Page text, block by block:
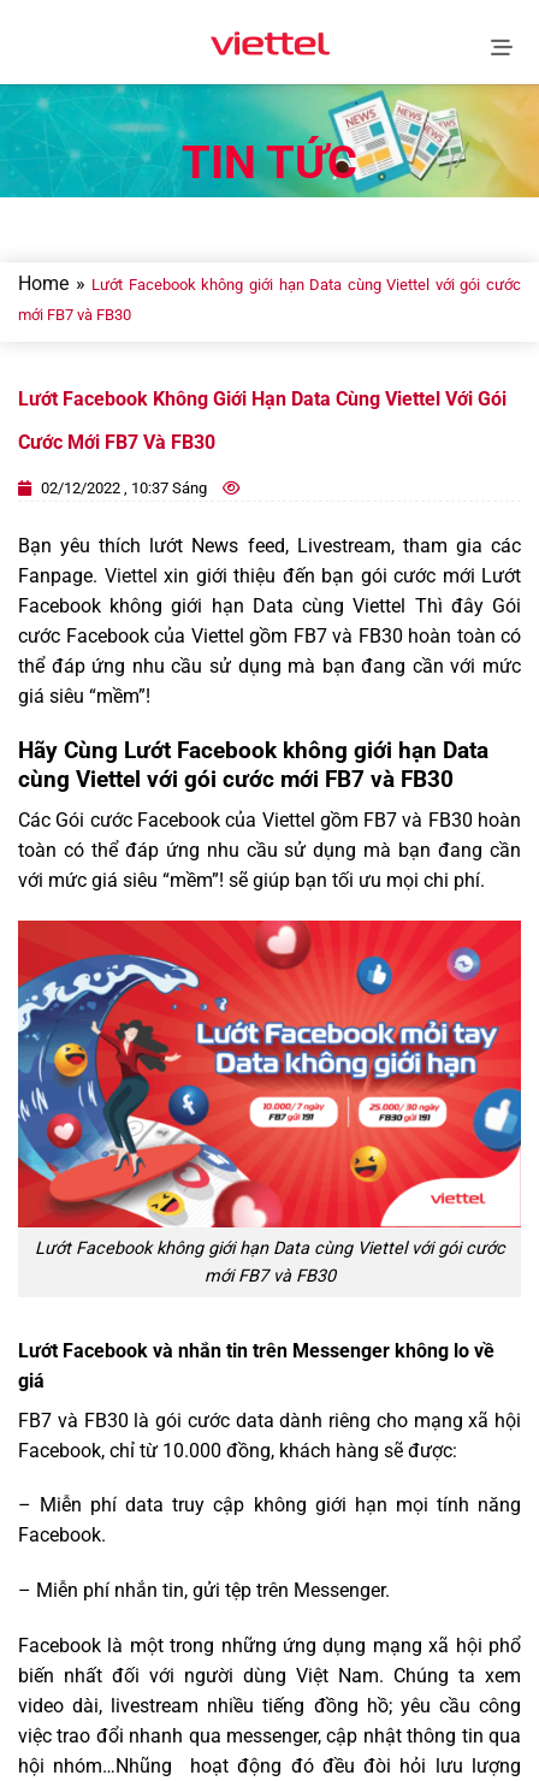
TIN TỨC
Home » Lướt Facebook không giới hạn Data cùng Viettel với gói cước
mới FB7 và FB30
Lướt Facebook Không Giới Hạn Data Cùng Viettel Với Gói
Cước Mới FB7 Và FB30
02/12/2022 , 10:37 Sáng
Bạn yêu thích lướt News feed, Livestream, tham gia các
Fanpage. Viettel xin giới thiệu đến bạn gói cước mới Lướt
Facebook không giới hạn Data cùng Viettel Thì đây Gói
cước Facebook của Viettel gồm FB7 và FB30 hoàn toàn có
thể đáp ứng nhu cầu sử dụng mà bạn đang cần với mức
giá siêu “mềm”!
Hãy Cùng Lướt Facebook không giới hạn Data
cùng Viettel với gói cước mới FB7 và FB30
Các Gói cước Facebook của Viettel gồm FB7 và FB30 hoàn
toàn có thể đáp ứng nhu cầu sử dụng mà bạn đang cần
với mức giá siêu “mềm”! sẽ giúp bạn tối ưu mọi chi phí.
Lướt Facebook không giới hạn Data cùng Viettel với gói cước
mới FB7 và FB30
Lướt Facebook và nhắn tin trên Messenger không lo về
giá
FB7 và FB30 là gói cước data dành riêng cho mạng xã hội
Facebook, chỉ từ 10.000 đồng, khách hàng sẽ được:
– Miễn phí data truy cập không giới hạn mọi tính năng
Facebook.
– Miễn phí nhắn tin, gửi tệp trên Messenger.
Facebook là một trong những ứng dụng mạng xã hội phổ
biến nhất đối với người dùng Việt Nam. Chúng ta xem
video dài, livestream nhiều tiếng đồng hồ; yêu cầu công
việc trao đổi nhanh qua messenger, cập nhật thông tin qua
hội nhóm…Nhũng hoạt động đó đều đòi hỏi lưu lượng